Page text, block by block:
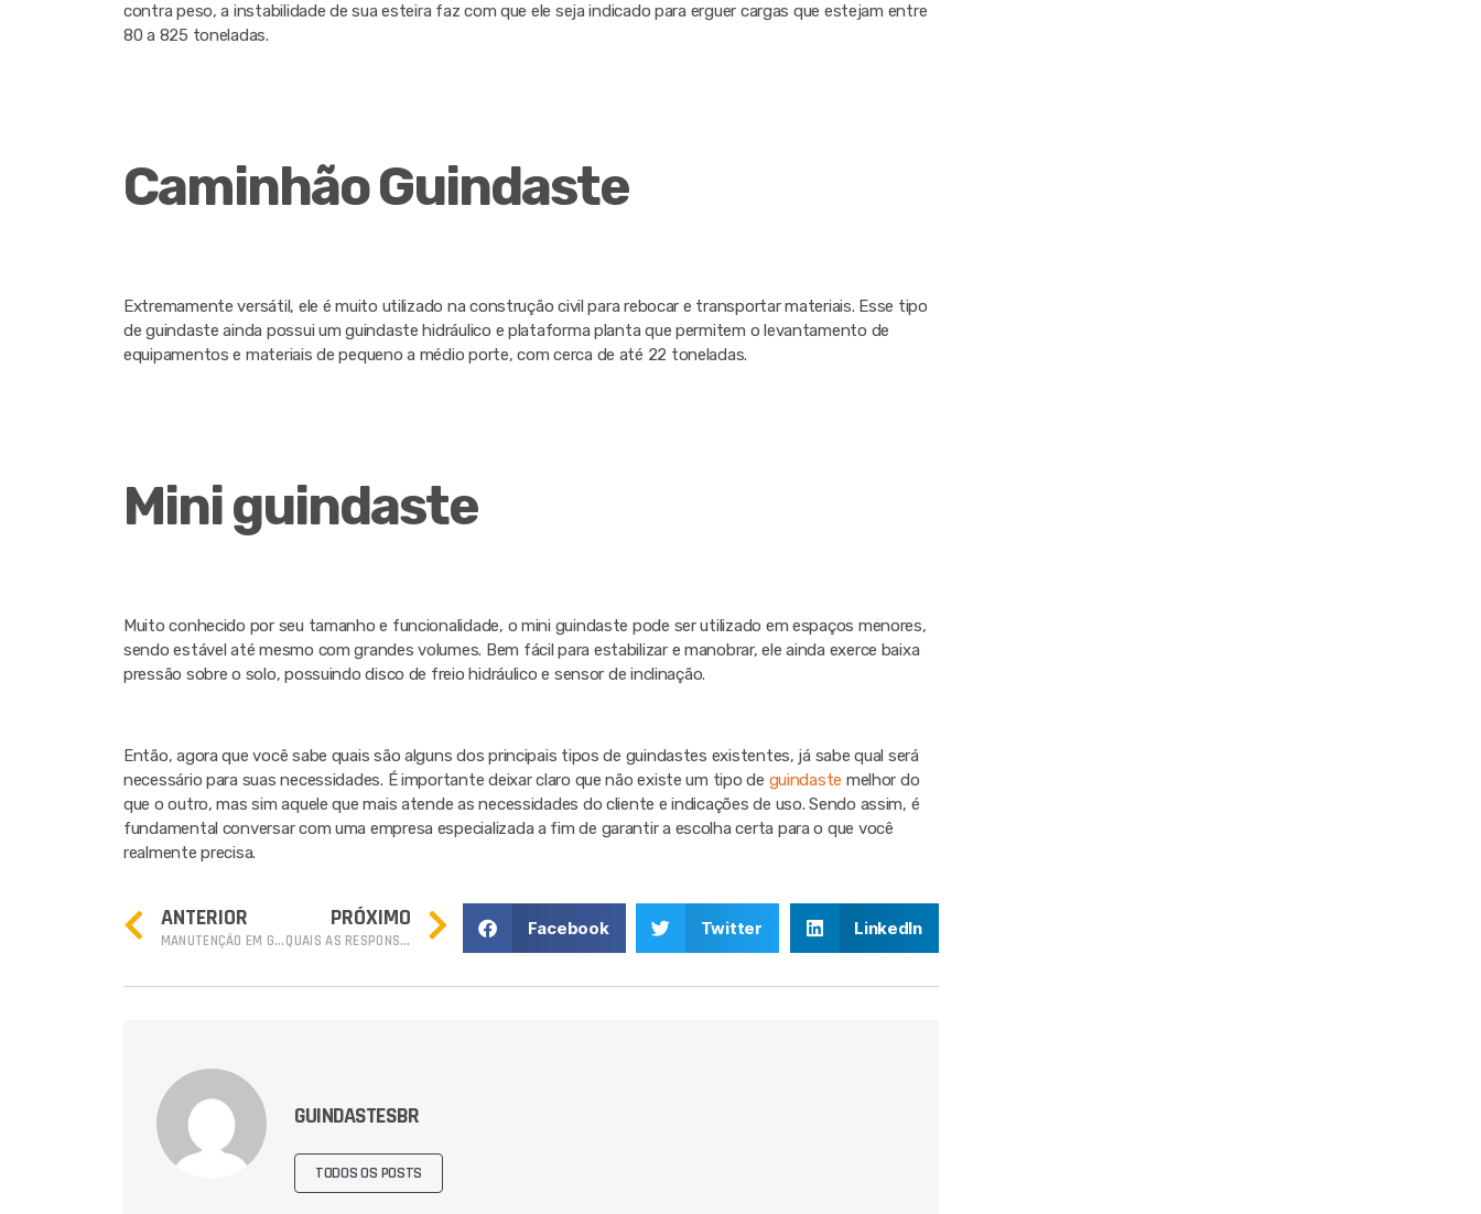
contra peso, a instabilidade de sua esteira faz com que ele seja indicado para erguer cargas que estejam entre
80 a 825 toneladas.
Caminhão Guindaste
Extremamente versátil, ele é muito utilizado na construção civil para rebocar e transportar materiais. Esse tipo
de guindaste ainda possui um guindaste hidráulico e plataforma planta que permitem o levantamento de
equipamentos e materiais de pequeno a médio porte, com cerca de até 22 toneladas.
Mini guindaste
Muito conhecido por seu tamanho e funcionalidade, o mini guindaste pode ser utilizado em espaços menores,
sendo estável até mesmo com grandes volumes. Bem fácil para estabilizar e manobrar, ele ainda exerce baixa
pressão sobre o solo, possuindo disco de freio hidráulico e sensor de inclinação.
Então, agora que você sabe quais são alguns dos principais tipos de guindastes existentes, já sabe qual será
necessário para suas necessidades. É importante deixar claro que não existe um tipo de guindaste melhor do
que o outro, mas sim aquele que mais atende as necessidades do cliente e indicações de uso. Sendo assim, é
fundamental conversar com uma empresa especializada a fim de garantir a escolha certa para o que você
realmente precisa.
ANTERIOR
MANUTENÇÃO EM GUINDASTES: POR QUE FAZER E QUAL A FREQUÊNCIA?
PRÓXIMO
QUAIS AS RESPONSABILIDADES DE UM OPERADOR DE EMPILHADEIRA?
Facebook Twitter LinkedIn
GUINDASTESBR
TODOS OS POSTS